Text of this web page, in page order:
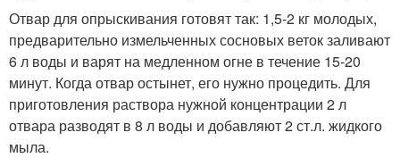
Отвар для опрыскивания готовят так: 1,5-2 кг молодых,
предварительно измельченных сосновых веток заливают
6 л воды и варят на медленном огне в течение 15-20
минут. Когда отвар остынет, его нужно процедить. Для
приготовления раствора нужной концентрации 2 л
отвара разводят в 8 л воды и добавляют 2 ст.л. жидкого
мыла.